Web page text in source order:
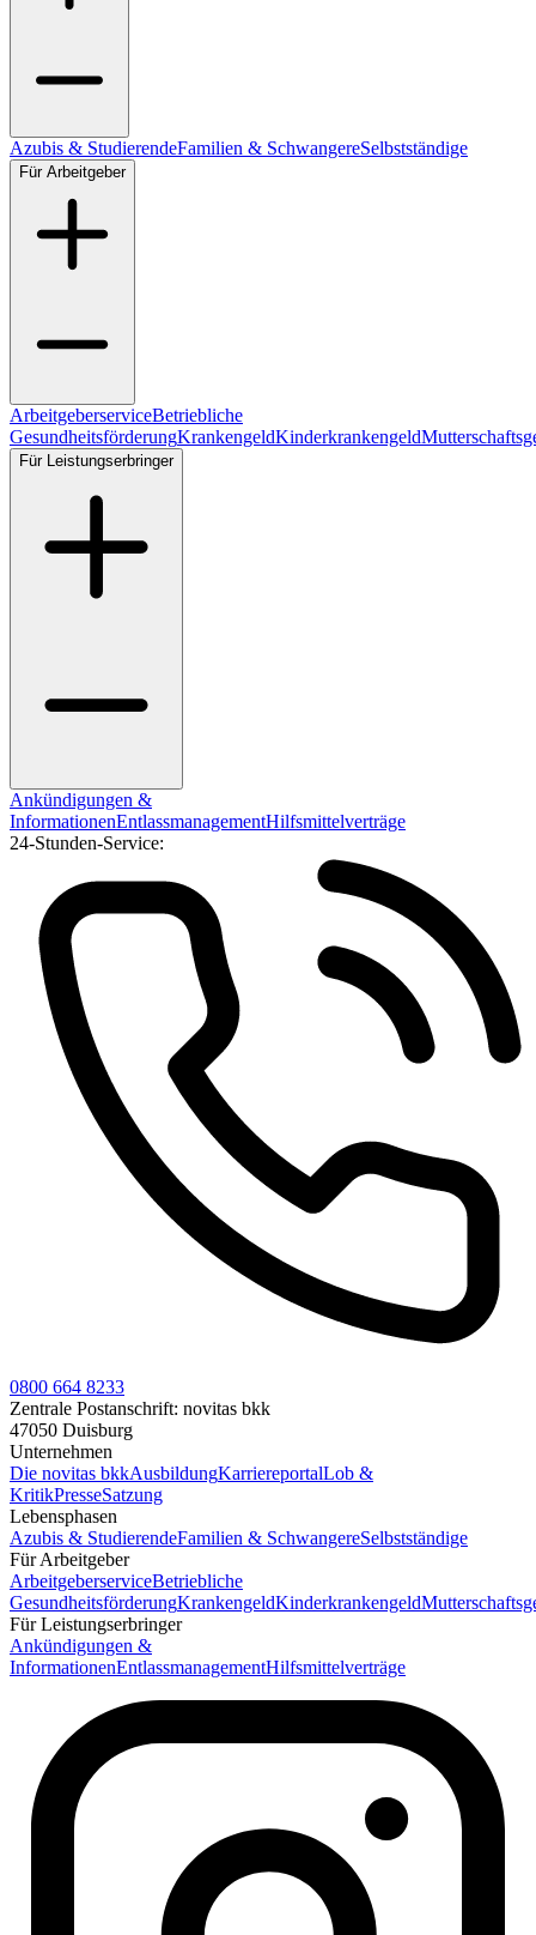
Azubis & StudierendeFamilien & SchwangereSelbstständige
Für Arbeitgeber
ArbeitgeberserviceBetriebliche
GesundheitsförderungKrankengeldKinderkrankengeld
Für Leistungserbringer
Ankündigungen &
InformationenEntlassmanagementHilfsmittelverträge
24-Stunden-Service:
0800 664 8233
Zentrale Postanschrift: novitas bkk
47050 Duisburg
Unternehmen
Die novitas bkkAusbildungKarriereportalLob &
KritikPresseSatzung
Lebensphasen
Azubis & StudierendeFamilien & SchwangereSelbstständige
Für Arbeitgeber
ArbeitgeberserviceBetriebliche
GesundheitsförderungKrankengeldKinderkrankengeld
Für Leistungserbringer
Ankündigungen &
InformationenEntlassmanagementHilfsmittelverträge